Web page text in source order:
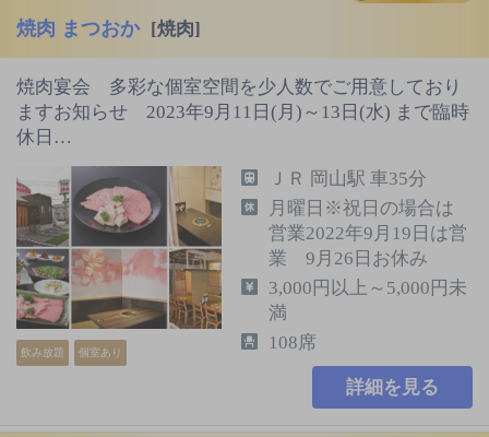
焼肉 まつおか [焼肉]
焼肉宴会 多彩な個室空間を少人数でご用意しており
ますお知らせ 2023年9月11日(月)～13日(水) まで臨時
休日…
飲み放題 個室あり
ＪＲ 岡山駅 車35分
月曜日※祝日の場合は
営業2022年9月19日は営
業 9月26日お休み
3,000円以上～5,000円未
満
108席
詳細を見る